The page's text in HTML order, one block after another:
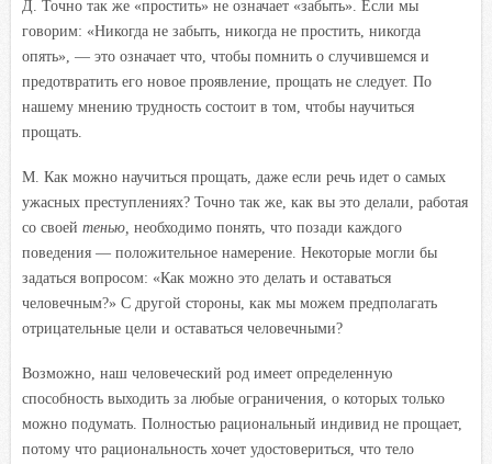
Д. Точно так же «простить» не означает «забыть». Если мы
говорим: «Никогда не забыть, никогда не простить, никогда
опять», — это означает что, чтобы помнить о случившемся и
предотвратить его новое проявление, прощать не следует. По
нашему мнению трудность состоит в том, чтобы научиться
прощать.
М. Как можно научиться прощать, даже если речь идет о самых
ужасных преступлениях? Точно так же, как вы это делали, работая
со своей тенью, необходимо понять, что позади каждого
поведения — положительное намерение. Некоторые могли бы
задаться вопросом: «Как можно это делать и оставаться
человечным?» С другой стороны, как мы можем предполагать
отрицательные цели и оставаться человечными?
Возможно, наш человеческий род имеет определенную
способность выходить за любые ограничения, о которых только
можно подумать. Полностью рациональный индивид не прощает,
потому что рациональность хочет удостовериться, что тело